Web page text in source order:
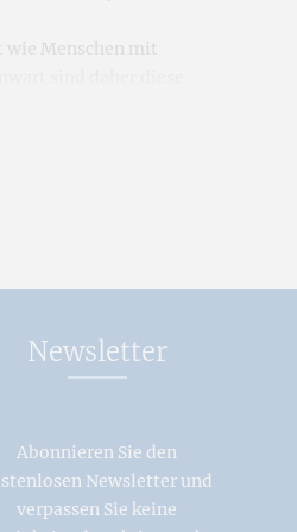
wie Menschen mit
Newsletter
Abonnieren Sie den
Newsletter und
verpassen Sie keine